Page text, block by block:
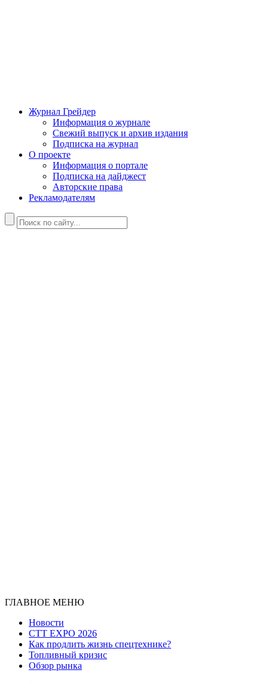
Журнал Грейдер
Информация о журнале
Свежий выпуск и архив издания
Подписка на журнал
О проекте
Информация о портале
Подписка на дайджест
Авторские права
Рекламодателям
ГЛАВНОЕ МЕНЮ
Новости
CTT EXPO 2026
Как продлить жизнь спецтехнике?
Топливный кризис
Обзор рынка